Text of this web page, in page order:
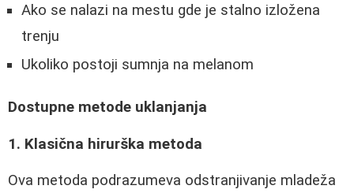
Ako se nalazi na mestu gde je stalno izložena
trenju
Ukoliko postoji sumnja na melanom
Dostupne metode uklanjanja
1. Klasična hirurška metoda
Ova metoda podrazumeva odstranjivanje mladeža